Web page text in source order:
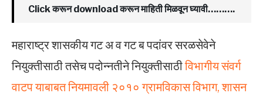
Click करून download करून माहिती मिळवून घ्यावी……….
महाराष्ट्र शासकीय गट अ व गट ब पदांवर सरळसेवेने
नियुक्तीसाठी तसेच पदोन्नतीने नियुक्तीसाठीविभागीय संवर्ग
वाटप याबाबत नियमावली २०१० ग्रामविकास विभाग, शासन